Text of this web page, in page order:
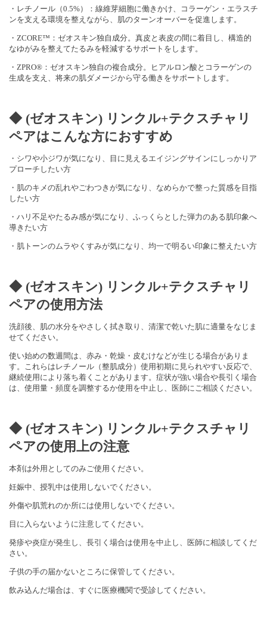
・レチノール（0.5%）：線維芽細胞に働きかけ、コラーゲン・エラスチ
ンを支える環境を整えながら、肌のターンオーバーを促進します。
・ZCORE™：ゼオスキン独自成分。真皮と表皮の間に着目し、構造的
なゆがみを整えてたるみを軽減するサポートをします。
・ZPRO®：ゼオスキン独自の複合成分。ヒアルロン酸とコラーゲンの
生成を支え、将来の肌ダメージから守る働きをサポートします。
◆ (ゼオスキン) リンクル+テクスチャリ
ペアはこんな方におすすめ
・シワや小ジワが気になり、目に見えるエイジングサインにしっかりア
プローチしたい方
・肌のキメの乱れやごわつきが気になり、なめらかで整った質感を目指
したい方
・ハリ不足やたるみ感が気になり、ふっくらとした弾力のある肌印象へ
導きたい方
・肌トーンのムラやくすみが気になり、均一で明るい印象に整えたい方
◆ (ゼオスキン) リンクル+テクスチャリ
ペアの使用方法
洗顔後、肌の水分をやさしく拭き取り、清潔で乾いた肌に適量をなじま
せてください。
使い始めの数週間は、赤み・乾燥・皮むけなどが生じる場合がありま
す。これらはレチノール（整肌成分）使用初期に見られやすい反応で、
継続使用により落ち着くことがあります。症状が強い場合や長引く場合
は、使用量・頻度を調整するか使用を中止し、医師にご相談ください。
◆ (ゼオスキン) リンクル+テクスチャリ
ペアの使用上の注意
本剤は外用としてのみご使用ください。
妊娠中、授乳中は使用しないでください。
外傷や肌荒れのか所には使用しないでください。
目に入らないように注意してください。
発疹や炎症が発生し、長引く場合は使用を中止し、医師に相談してくだ
さい。
子供の手の届かないところに保管してください。
飲み込んだ場合は、すぐに医療機関で受診してください。